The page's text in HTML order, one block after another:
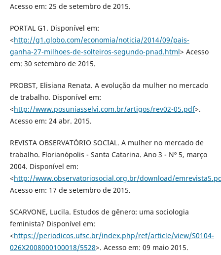
Acesso em: 25 de setembro de 2015.
PORTAL G1. Disponível em:
<http://g1.globo.com/economia/noticia/2014/09/pais-
ganha-27-milhoes-de-solteiros-segundo-pnad.html> Acesso
em: 30 setembro de 2015.
PROBST, Elisiana Renata. A evolução da mulher no mercado
de trabalho. Disponível em:
<http://www.posuniasselvi.com.br/artigos/rev02-05.pdf>.
Acesso em: 24 abr. 2015.
REVISTA OBSERVATÓRIO SOCIAL. A mulher no mercado de
trabalho. Florianópolis - Santa Catarina. Ano 3 - Nº 5, março
2004. Disponível em:
<http://www.observatoriosocial.org.br/download/
Acesso em: 17 de setembro de 2015.
SCARVONE, Lucila. Estudos de gênero: uma sociologia
feminista? Disponível em:
<https://periodicos.ufsc.br/index.php/ref/article/view/S0104-
026X2008000100018/5528>. Acesso em: 09 maio 2015.